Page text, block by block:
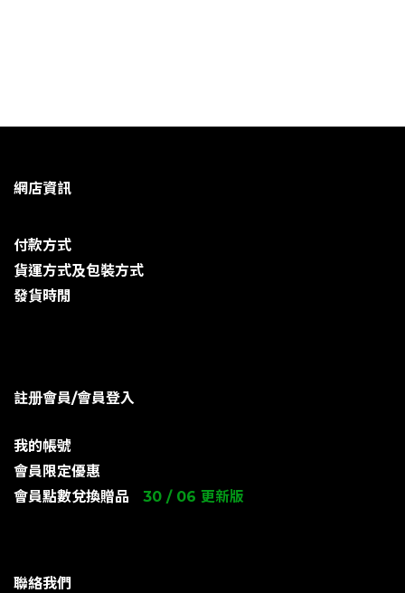
網店資訊
付款方式
貨運方式及包裝方式
發貨時閒
註册會員/會員登入
我的帳號
會員限定優惠
會員點數兌換贈品
30 / 06 更新版
聯絡我們